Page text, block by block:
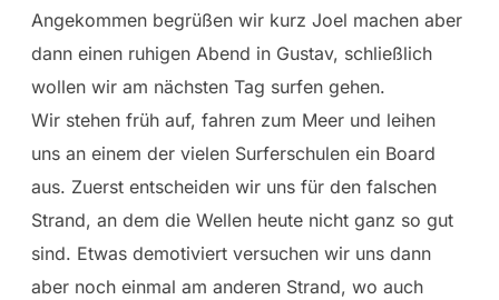
Angekommen begrüßen wir kurz Joel machen aber
dann einen ruhigen Abend in Gustav, schließlich
wollen wir am nächsten Tag surfen gehen.
Wir stehen früh auf, fahren zum Meer und leihen
uns an einem der vielen Surferschulen ein Board
aus. Zuerst entscheiden wir uns für den falschen
Strand, an dem die Wellen heute nicht ganz so gut
sind. Etwas demotiviert versuchen wir uns dann
aber noch einmal am anderen Strand, wo auch